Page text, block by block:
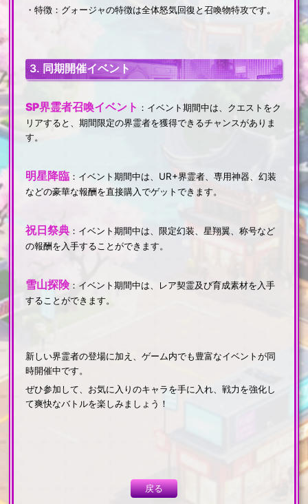
・特徴：グォージャの特徴は全体怒気回復と召喚物特攻です。
3. 同期開催イベント
SP界霊者召喚イベント ：イベント期間中は、クエストをク
リアすると、期間限定の界霊者を獲得できるチャンスがありま
す。
明星降臨：イベント期間中は、UR+界霊者、専用神器、幻装
などの豪華な報酬を直接購入でゲットできます。
祝日祭典：イベント期間中は、限定幻装、星翔翼、称号など
の報酬を入手することができます。
雪山探険：イベント期間中は、レア契霊及び育成素材を入手
することができます。
新しい界霊者の登場に加え、ゲーム内でも豊富なイベントが同
時開催中です。
ぜひ参加して、お気に入りのキャラを手に入れ、戦力を強化し
て爽快なバトルを楽しみましょう！
戻る